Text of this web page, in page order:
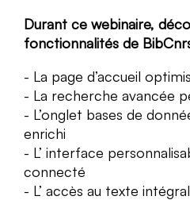
Durant ce webinaire,
fonctionnalités de
La page d’accueil
La recherche avancée
L’onglet bases de
enrichi
L’ interface
connecté
L’ accès au texte